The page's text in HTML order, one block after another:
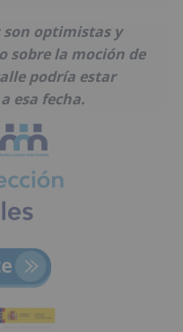
son optimistas y
sobre la moción de
podría estar
esa fecha.